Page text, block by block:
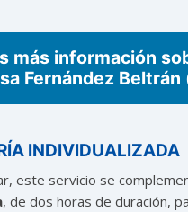
más información
Fernández
INDIVIDUALIZADA
este servicio se
, de dos horas de duración,